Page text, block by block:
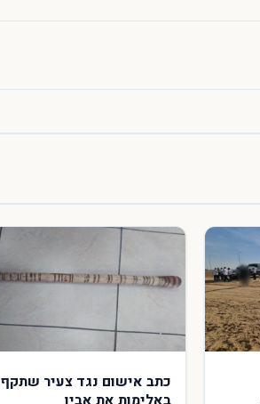
כתב אישום נגד צעיר שתקף